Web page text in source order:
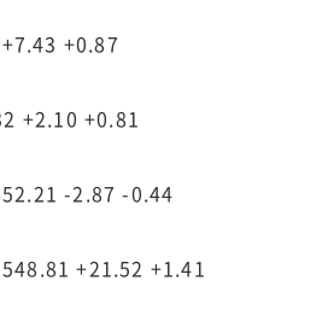
+0.87
+2.10 +0.81
-2.87 -0.44
+21.52 +1.41